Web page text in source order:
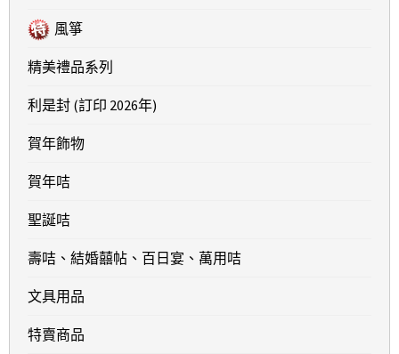
風箏
精美禮品系列
利是封 (訂印 2026年)
賀年飾物
賀年咭
聖誕咭
壽咭、結婚囍帖、百日宴、萬用咭
文具用品
特賣商品